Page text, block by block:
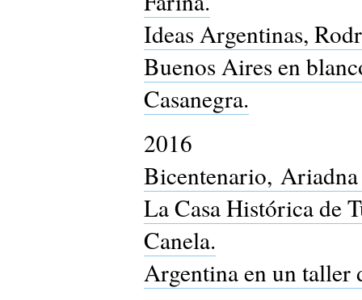
Ideas Argentinas,
Buenos Aires en
Casanegra.
2016
Bicentenario, Ariadna
La Casa Histórica de
Canela.
Argentina en un taller